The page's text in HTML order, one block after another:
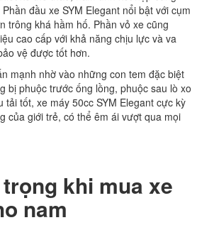
đầu xe SYM Elegant nổi bật với cụm
trông khá hầm hố. Phần vỏ xe cũng
cao cấp với khả năng chịu lực và va
vệ được tốt hơn.
mạnh nhờ vào những con tem đặc biệt
bị phuộc trước ống lồng, phuộc sau lò xo
tải tốt, xe máy 50cc SYM Elegant cực kỳ
của giới trẻ, có thể êm ái vượt qua mọi
khi mua xe
nam